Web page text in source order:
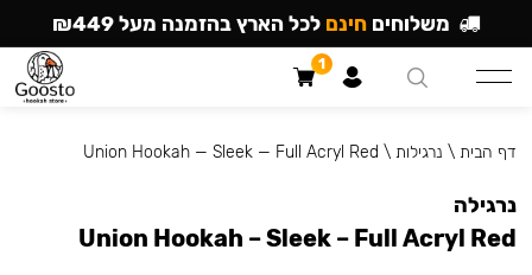
דף הבית \ נרגילות \
Union Hookah — Sleek — Full Acryl Red
נרגילה
Union Hookah – Sleek – Full Acryl Red
משלוחים חינם לכל הארץ בהזמנה מעל ₪449
1